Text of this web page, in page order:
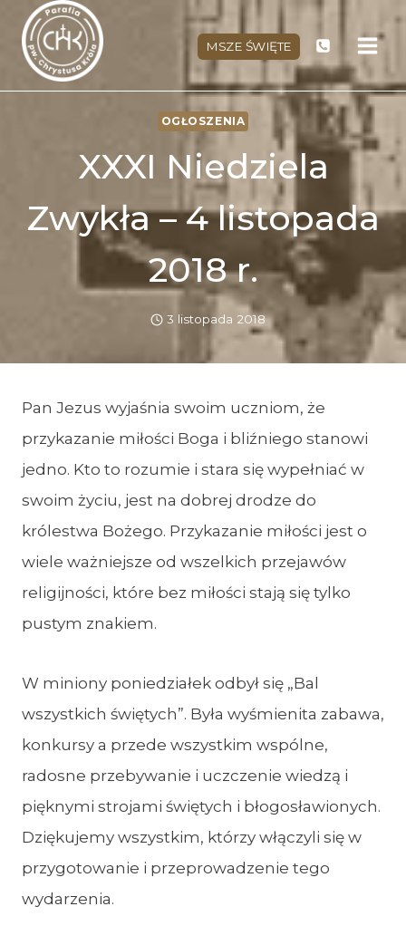
Przejdź
treści
MSZE ŚWIĘTE
OGŁOSZENIA
XXXI Niedziela
Zwykła – 4 listopada
2018 r.
3 listopada 2018
Pan Jezus wyjaśnia swoim uczniom, że
przykazanie miłości Boga i bliźniego stanowi
jedno. Kto to rozumie i stara się wypełniać w
swoim życiu, jest na dobrej drodze do
królestwa Bożego. Przykazanie miłości jest o
wiele ważniejsze od wszelkich przejawów
religijności, które bez miłości stają się tylko
pustym znakiem.
W miniony poniedziałek odbył się „Bal
wszystkich świętych”. Była wyśmienita zabawa,
konkursy a przede wszystkim wspólne,
radosne przebywanie i uczczenie wiedzą i
pięknymi strojami świętych i błogosławionych.
Dziękujemy wszystkim, którzy włączyli się w
przygotowanie i przeprowadzenie tego
wydarzenia.